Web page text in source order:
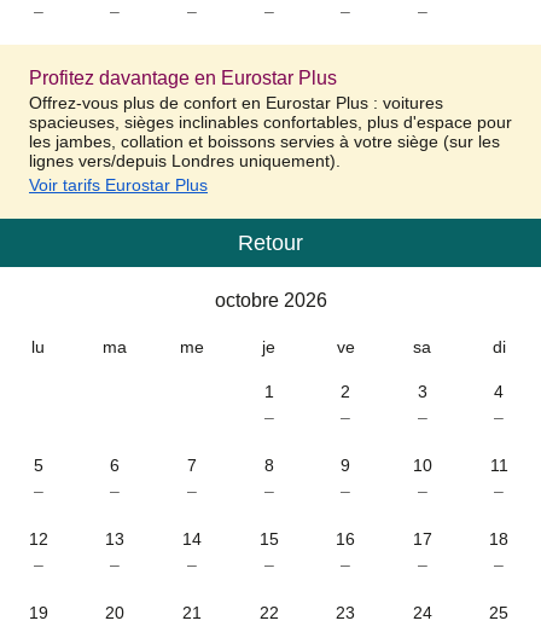
–
–
–
–
–
–
Profitez davantage en Eurostar Plus
Offrez-vous plus de confort en Eurostar Plus : voitures
spacieuses, sièges inclinables confortables, plus d'espace pour
les jambes, collation et boissons servies à votre siège (sur les
lignes vers/depuis Londres uniquement).
Voir tarifs Eurostar Plus
Calendrier
Retour
octobre 2026
lu ma me je ve sa di
1
–
2
–
3
–
4
–
5
–
6
–
7
–
8
–
9
–
10
–
11
–
12
–
13
–
14
–
15
–
16
–
17
–
18
–
19
20
21
22
23
24
25